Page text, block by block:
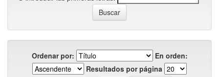
Ordenar por:
En orden:
Resultados por página